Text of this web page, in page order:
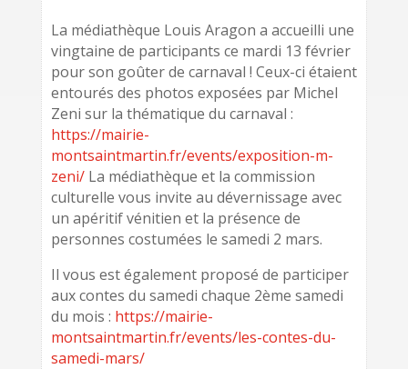
La médiathèque Louis Aragon a accueilli une
vingtaine de participants ce mardi 13 février
pour son goûter de carnaval ! Ceux-ci étaient
entourés des photos exposées par Michel
Zeni sur la thématique du carnaval :
https://mairie-
montsaintmartin.fr/events/exposition-m-
zeni/La médiathèque et la commission
culturelle vous invite au dévernissage avec
un apéritif vénitien et la présence de
personnes costumées le samedi 2 mars.
Il vous est également proposé de participer
aux contes du samedi chaque 2ème samedi
du mois : https://mairie-
montsaintmartin.fr/events/les-contes-du-
samedi-mars/